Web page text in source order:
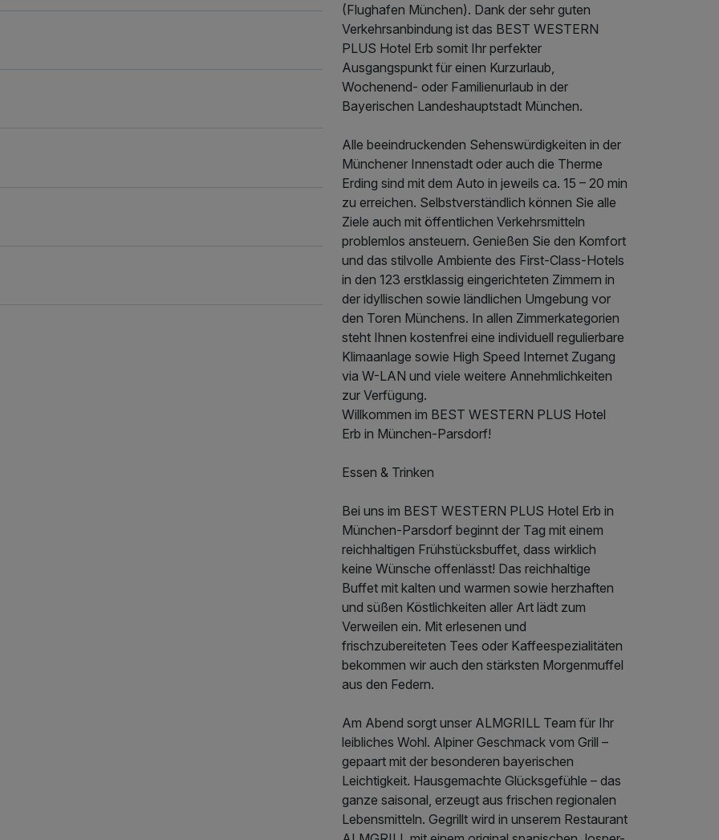
(Flughafen München). Dank der sehr guten
Verkehrsanbindung ist das BEST WESTERN
PLUS Hotel Erb somit Ihr perfekter
Ausgangspunkt für einen Kurzurlaub,
Wochenend- oder Familienurlaub in der
Bayerischen Landeshauptstadt München.
Alle beeindruckenden Sehenswürdigkeiten in der
Münchener Innenstadt oder auch die Therme
Erding sind mit dem Auto in jeweils ca. 15 – 20 min
zu erreichen. Selbstverständlich können Sie alle
Ziele auch mit öffentlichen Verkehrsmitteln
problemlos ansteuern. Genießen Sie den Komfort
und das stilvolle Ambiente des First-Class-Hotels
in den 123 erstklassig eingerichteten Zimmern in
der idyllischen sowie ländlichen Umgebung vor
den Toren Münchens. In allen Zimmerkategorien
steht Ihnen kostenfrei eine individuell regulierbare
Klimaanlage sowie High Speed Internet Zugang
via W-LAN und viele weitere Annehmlichkeiten
zur Verfügung.
Willkommen im BEST WESTERN PLUS Hotel
Erb in München-Parsdorf!
Essen & Trinken
Bei uns im BEST WESTERN PLUS Hotel Erb in
München-Parsdorf beginnt der Tag mit einem
reichhaltigen Frühstücksbuffet, dass wirklich
keine Wünsche offenlässt! Das reichhaltige
Buffet mit kalten und warmen sowie herzhaften
und süßen Köstlichkeiten aller Art lädt zum
Verweilen ein. Mit erlesenen und
frischzubereiteten Tees oder Kaffeespezialitäten
bekommen wir auch den stärksten Morgenmuffel
aus den Federn.
Am Abend sorgt unser ALMGRILL Team für Ihr
leibliches Wohl. Alpiner Geschmack vom Grill –
gepaart mit der besonderen bayerischen
Leichtigkeit. Hausgemachte Glücksgefühle – das
ganze saisonal, erzeugt aus frischen regionalen
Lebensmitteln. Gegrillt wird in unserem Restaurant